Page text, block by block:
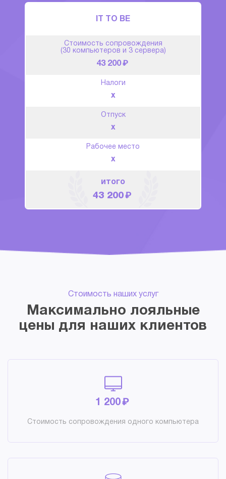
IT TO BE
Стоимость сопровождения
(30 компьютеров и 3 сервера)
43 200 ₽
Налоги
x
Отпуск
x
Рабочее место
x
итого
43 200₽
Стоимость наших услуг
Максимально лояльные
цены для наших клиентов
1 200₽
Стоимость сопровождения одного компьютера